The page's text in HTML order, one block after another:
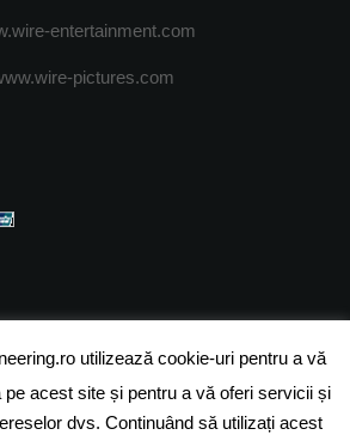
entertainment.com
pictures.com
All rights reserved.
JOBS DESPRE COOKIES
utilizează cookie-uri pentru a vă
acest site și pentru a vă oferi servicii și
dvs. Continuând să utilizați acest